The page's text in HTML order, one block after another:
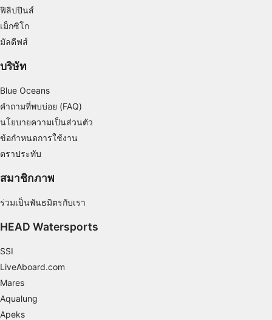
ฟิลิปปินส์
เม็กซิโก
มัลดีฟส์
บริษัท
Blue Oceans
คำถามที่พบบ่อย (FAQ)
นโยบายความเป็นส่วนตัว
ข้อกำหนดการใช้งาน
ตราประทับ
สมาชิกภาพ
ร่วมเป็นพันธมิตรกับเรา
HEAD Watersports
SSI
LiveAboard.com
Mares
Aqualung
Apeks
Use profiles to select personalised content
Understand audiences through statistics or
combinations of data from different sources
Develop and improve services
คุณสมบัติพิเศษของ IAB:
Use precise geolocation data
Identify devices based on information
ประสิทธิภาพการทำงาน